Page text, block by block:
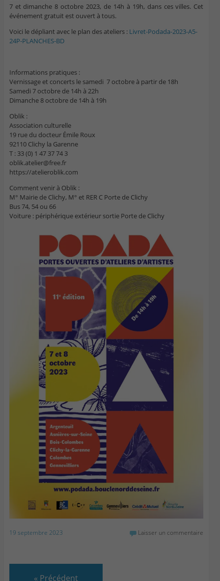
7 et dimanche 8 octobre 2023, de 14h à 19h, dans ces villes. Cet
événement gratuit est ouvert à tous.
Voici le dépliant avec le plan des ateliers : Livret-Podada-2023-A5-
24P-PLANCHES-BD
Informations pratiques :
Vernissage et concerts le samedi 7 octobre à partir de 18h
Samedi 7 octobre de 14h à 22h
Dimanche 8 octobre de 14h à 19h
Oblik :
Association culturelle
19 rue du docteur Émile Roux
92110 Clichy la Garenne
T : 33 (0) 1 47 37 74 3
oblik.atelier@free.fr
https://atelieroblik.com
Comment venir à Oblik :
M° Mairie de Clichy, M° et RER C Porte de Clichy
Bus 74, 54 ou 66
Voiture : périphérique extérieur sortie Porte de Clichy
19 septembre 2023 Laisser un commentaire
« Précédent